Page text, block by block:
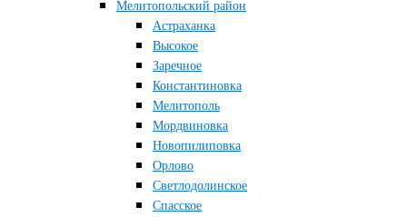
Мелитопольский район
Астраханка
Высокое
Заречное
Константиновка
Мелитополь
Мордвиновка
Новопилиповка
Орлово
Светлодолинское
Спасское